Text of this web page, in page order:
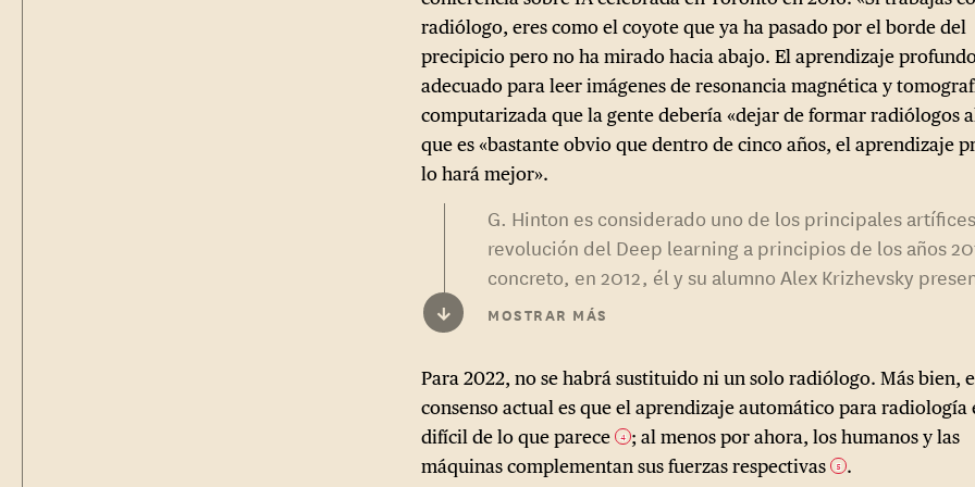
radiólogo, eres como el coyote que ya ha pasado por el borde del
precipicio pero no ha mirado hacia abajo. El aprendizaje
adecuado para leer imágenes de resonancia magnética y
computarizada que la gente debería «dejar de formar radiólogos
que es «bastante obvio que dentro de cinco años, el aprendizaje
lo hará mejor».
G. Hinton es considerado uno de los principales
revolución del Deep learning a principios de los años
concreto, en 2012, él y su alumno Alex Krizhevsky
un nuevo modelo de Deep learning llamado AlexNet,
internacional de clasificación de imágenes por sistemas
(ImageNet). Esto supuso un punto de inflexión en la
del Deep learning por parte de la comunidad científica,
comprendió entonces el tremendo potencial de la
↓ MOSTRAR MÁS
Para 2022, no se habrá sustituido ni un solo radiólogo. Más bien,
consenso actual es que el aprendizaje automático para radiología
difícil de lo que parece 4 ; al menos por ahora, los humanos y las
máquinas complementan sus fuerzas respectivas 5 .